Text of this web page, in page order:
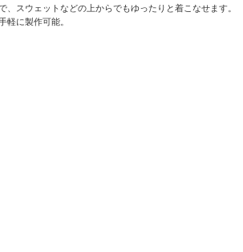
スウェットなどの上からでもゆったりと着こなせます。
軽に製作可能。